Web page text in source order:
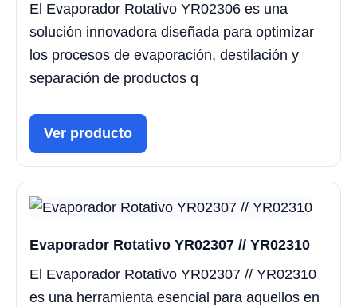
El Evaporador Rotativo YR02306 es una
solución innovadora diseñada para optimizar
los procesos de evaporación, destilación y
separación de productos q
Ver producto
Evaporador Rotativo YR02307 // YR02310
El Evaporador Rotativo YR02307 // YR02310
es una herramienta esencial para aquellos en